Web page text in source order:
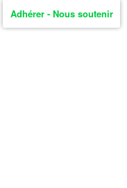
Adhérer - Nous soutenir